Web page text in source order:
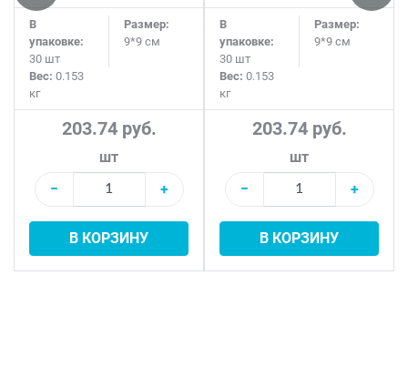
В
упаковке:
30 шт
Размер:
9*9 см
Вес: 0.153
кг
203.74 руб.
шт
−
+
В КОРЗИНУ
В
упаковке:
30 шт
Размер:
9*9 см
Вес: 0.153
кг
203.74 руб.
шт
−
+
В КОРЗИНУ